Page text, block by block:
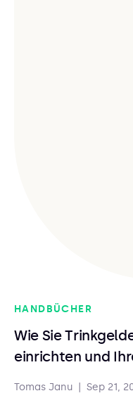
HANDBÜCHER
Wie Sie
einrichten und
Tomas Janu Sep 21,